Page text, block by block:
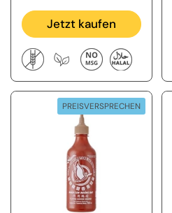
Jetzt kaufen
PREISVERSPRECHEN